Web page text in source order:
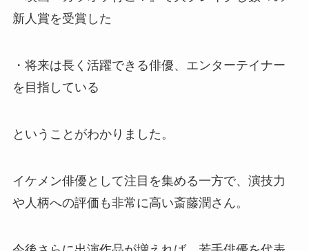
新人賞を受賞した
・将来は長く活躍できる俳優、エンターテイナー
を目指している
ということがわかりました。
イケメン俳優として注目を集める一方で、演技力
や人柄への評価も非常に高い斎藤潤さん。